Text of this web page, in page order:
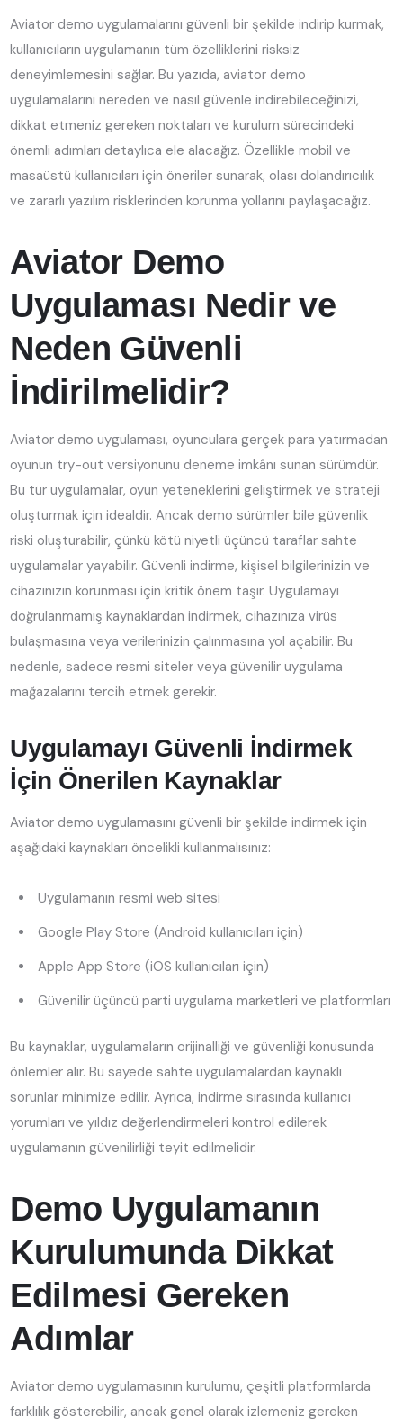
Aviator demo uygulamalarını güvenli bir şekilde indirip kurmak,
kullanıcıların uygulamanın tüm özelliklerini risksiz
deneyimlemesini sağlar. Bu yazıda, aviator demo
uygulamalarını nereden ve nasıl güvenle indirebileceğinizi,
dikkat etmeniz gereken noktaları ve kurulum sürecindeki
önemli adımları detaylıca ele alacağız. Özellikle mobil ve
masaüstü kullanıcıları için öneriler sunarak, olası dolandırıcılık
ve zararlı yazılım risklerinden korunma yollarını paylaşacağız.
Aviator Demo
Uygulaması Nedir ve
Neden Güvenli
İndirilmelidir?
Aviator demo uygulaması, oyunculara gerçek para yatırmadan
oyunun try-out versiyonunu deneme imkânı sunan sürümdür.
Bu tür uygulamalar, oyun yeteneklerini geliştirmek ve strateji
oluşturmak için idealdir. Ancak demo sürümler bile güvenlik
riski oluşturabilir, çünkü kötü niyetli üçüncü taraflar sahte
uygulamalar yayabilir. Güvenli indirme, kişisel bilgilerinizin ve
cihazınızın korunması için kritik önem taşır. Uygulamayı
doğrulanmamış kaynaklardan indirmek, cihazınıza virüs
bulaşmasına veya verilerinizin çalınmasına yol açabilir. Bu
nedenle, sadece resmi siteler veya güvenilir uygulama
mağazalarını tercih etmek gerekir.
Uygulamayı Güvenli İndirmek
İçin Önerilen Kaynaklar
Aviator demo uygulamasını güvenli bir şekilde indirmek için
aşağıdaki kaynakları öncelikli kullanmalısınız:
Uygulamanın resmi web sitesi
Google Play Store (Android kullanıcıları için)
Apple App Store (iOS kullanıcıları için)
Güvenilir üçüncü parti uygulama marketleri ve platformları
Bu kaynaklar, uygulamaların orijinalliği ve güvenliği konusunda
önlemler alır. Bu sayede sahte uygulamalardan kaynaklı
sorunlar minimize edilir. Ayrıca, indirme sırasında kullanıcı
yorumları ve yıldız değerlendirmeleri kontrol edilerek
uygulamanın güvenilirliği teyit edilmelidir.
Demo Uygulamanın
Kurulumunda Dikkat
Edilmesi Gereken
Adımlar
Aviator demo uygulamasının kurulumu, çeşitli platformlarda
farklılık gösterebilir, ancak genel olarak izlemeniz gereken